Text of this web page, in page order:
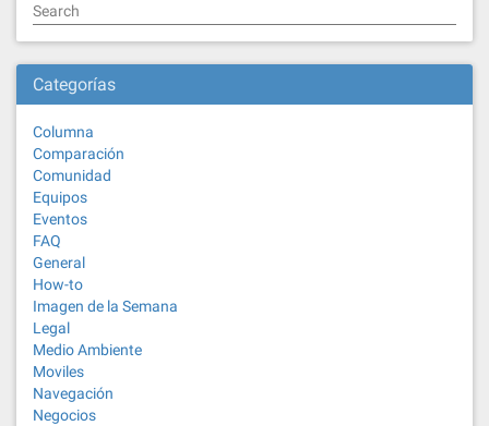
Search
Categorías
Columna
Comparación
Comunidad
Equipos
Eventos
FAQ
General
How-to
Imagen de la Semana
Legal
Medio Ambiente
Moviles
Navegación
Negocios